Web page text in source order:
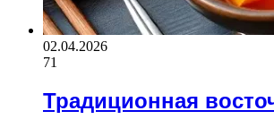
02.04.2026
71
Традиционная